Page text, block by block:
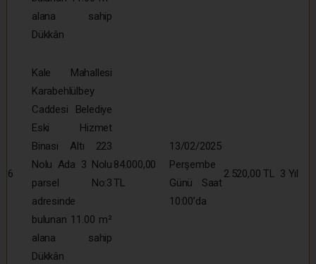
alana sahip
Dükkân
6
Kale Mahallesi
Karabehlülbey
Caddesi Belediye
Eski Hizmet
Binası Altı 223
Nolu Ada 3 Nolu
parsel No:3
adresinde
bulunan 11.00 m²
alana sahip
Dükkân
84.000,00
TL
13/02/2025
Perşembe
Günü Saat
10:00’da
2.520,00 TL 3 Yıl